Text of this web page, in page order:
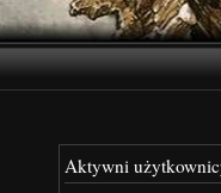
Aktywni